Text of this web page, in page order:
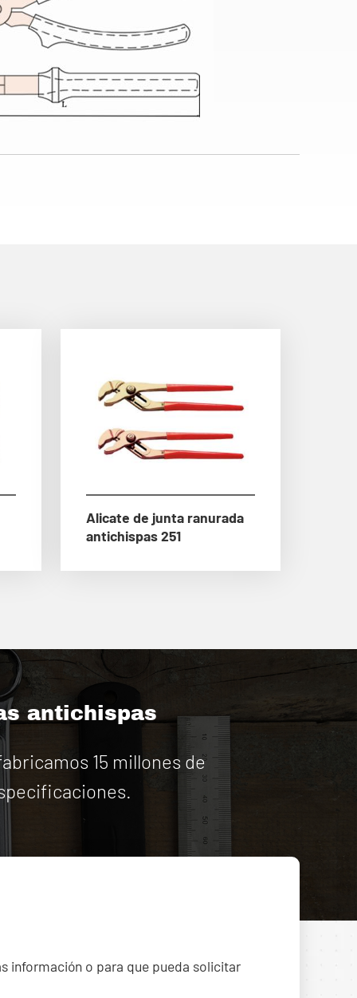
Alicate de junta ranurada
antichispas 251
antichispas
15 millones de
información o para que pueda solicitar